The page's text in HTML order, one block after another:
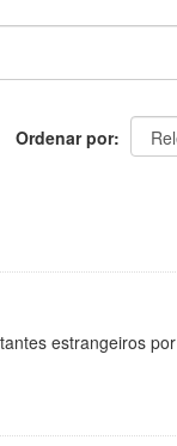
Ordenar por
estrangeiros